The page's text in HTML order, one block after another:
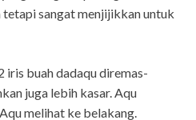
sangat menjijikkan untuk
iris buah dadaqu diremas-
juga lebih kasar. Aqu
melihat ke belakang.